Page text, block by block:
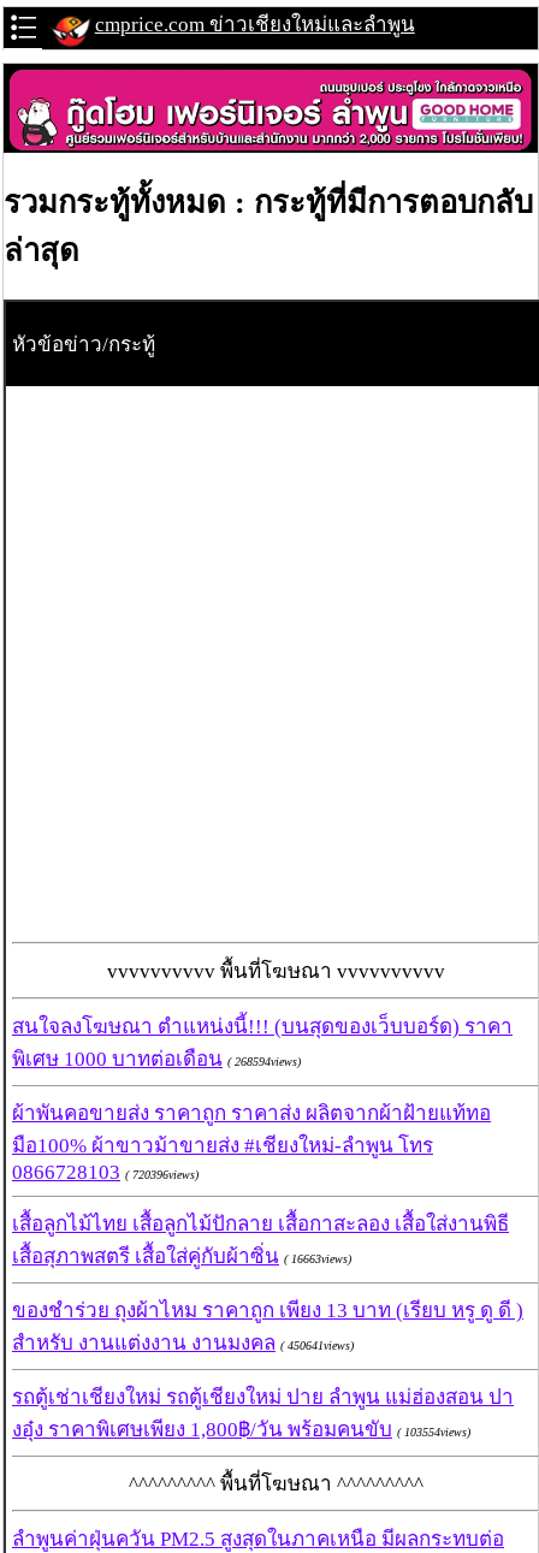
cmprice.com ข่าวเชียงใหม่และลำพูน
รวมกระทู้ทั้งหมด : กระทู้ที่มีการตอบกลับ
ล่าสุด
หัวข้อข่าว/กระทู้
vvvvvvvvvv พื้นที่โฆษณา vvvvvvvvvv
สนใจลงโฆษณา ตำแหน่งนี้!!! (บนสุดของเว็บบอร์ด) ราคา
พิเศษ 1000 บาทต่อเดือน ( 268594views)
ผ้าพันคอขายส่ง ราคาถูก ราคาส่ง ผลิตจากผ้าฝ้ายแท้ทอ
มือ100% ผ้าขาวม้าขายส่ง #เชียงใหม่-ลำพูน โทร
0866728103 ( 720396views)
เสื้อลูกไม้ไทย เสื้อลูกไม้ปักลาย เสื้อกาสะลอง เสื้อใส่งานพิธี
เสื้อสุภาพสตรี เสื้อใส่คู่กับผ้าซิ่น ( 16663views)
ของชำร่วย ถุงผ้าไหม ราคาถูก เพียง 13 บาท (เรียบ หรู ดู ดี )
สำหรับ งานแต่งงาน งานมงคล ( 450641views)
รถตู้เช่าเชียงใหม่ รถตู้เชียงใหม่ ปาย ลำพูน แม่ฮ่องสอน ปา
งอุ๋ง ราคาพิเศษเพียง 1,800฿/วัน พร้อมคนขับ ( 103554views)
^^^^^^^^^ พื้นที่โฆษณา ^^^^^^^^^
ลำพูนค่าฝุ่นควัน PM2.5 สูงสุดในภาคเหนือ มีผลกระทบต่อ